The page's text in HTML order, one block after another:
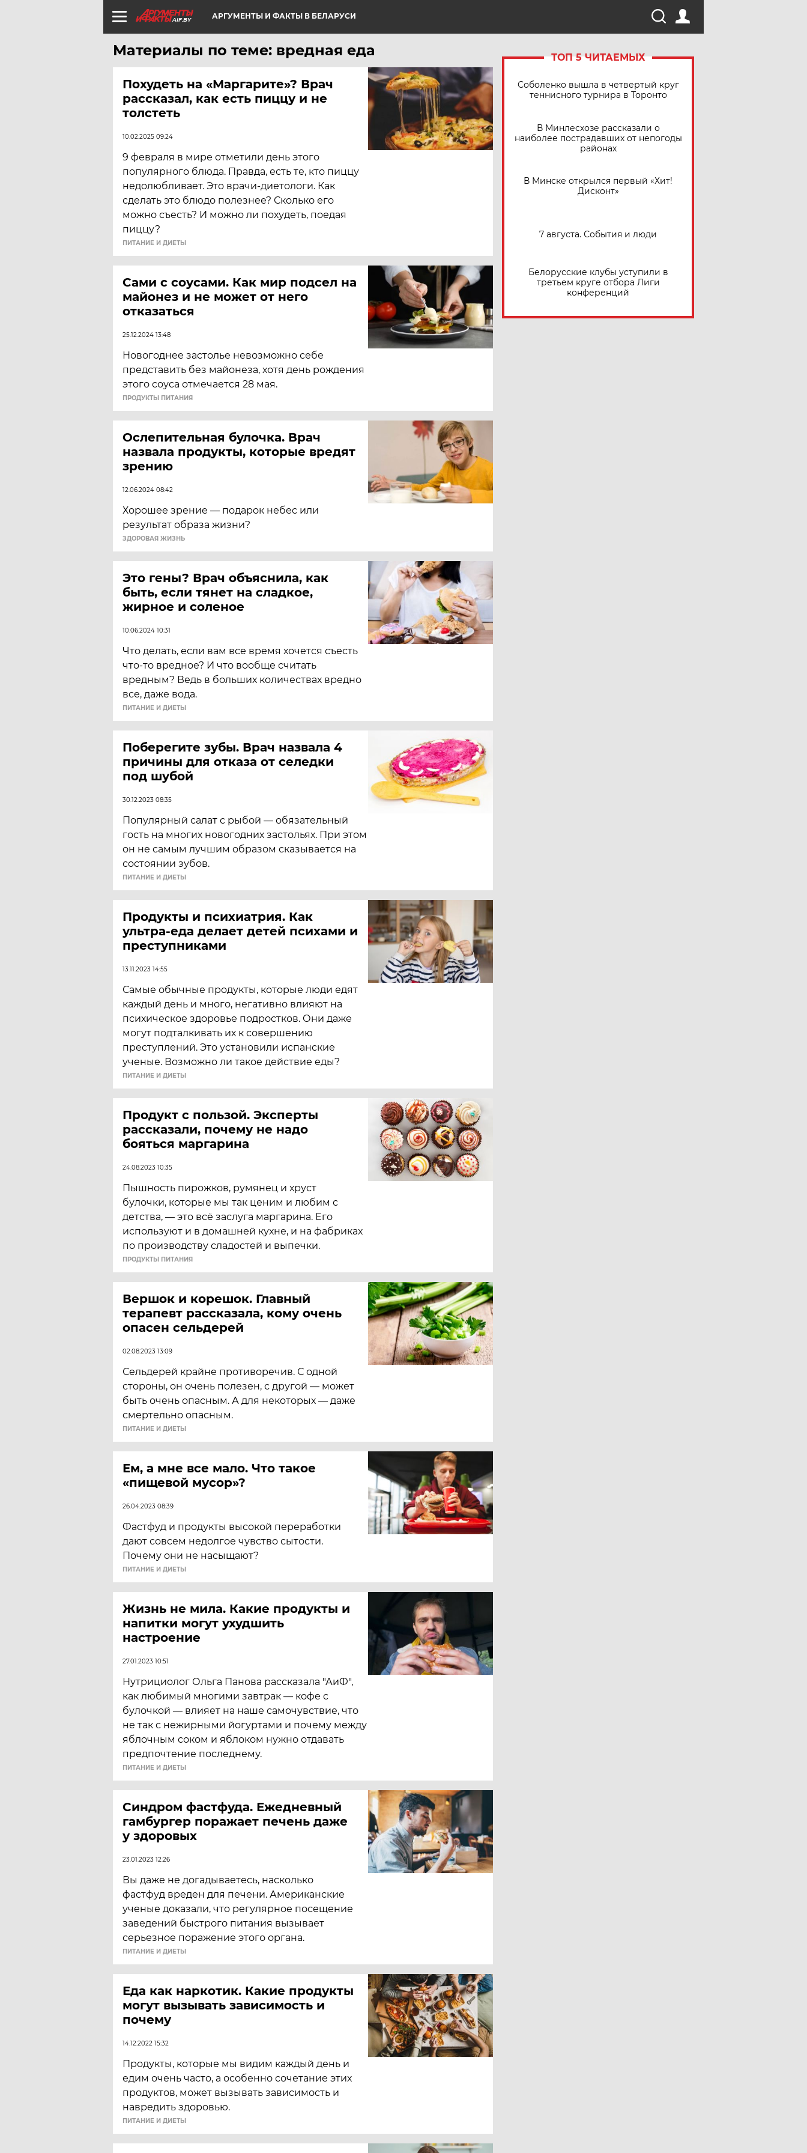
AIF.BY АРГУМЕНТЫ И ФАКТЫ В БЕЛАРУСИ
Материалы по теме: вредная еда
Похудеть на «Маргарите»? Врач
рассказал, как есть пиццу и не
толстеть
10.02.2025 09:24
9 февраля в мире отметили день этого
популярного блюда. Правда, есть те, кто пиццу
недолюбливает. Это врачи-диетологи. Как
сделать это блюдо полезнее? Сколько его
можно съесть? И можно ли похудеть, поедая
пиццу?
ПИТАНИЕ И ДИЕТЫ
Сами с соусами. Как мир подсел на
майонез и не может от него
отказаться
25.12.2024 13:48
​Новогоднее застолье невозможно себе
представить без майонеза, хотя день рождения
этого соуса отмечается 28 мая.
ПРОДУКТЫ ПИТАНИЯ
Ослепительная булочка. Врач
назвала продукты, которые вредят
зрению
12.06.2024 08:42
Хорошее зрение — подарок небес или
результат образа жизни?
ЗДОРОВАЯ ЖИЗНЬ
Это гены? Врач объяснила, как
быть, если тянет на сладкое,
жирное и соленое
10.06.2024 10:31
Что делать, если вам все время хочется съесть
что-то вредное? И что вообще считать
вредным? Ведь в больших количествах вредно
все, даже вода.
ПИТАНИЕ И ДИЕТЫ
Поберегите зубы. Врач назвала 4
причины для отказа от селедки
под шубой
30.12.2023 08:35
Популярный салат с рыбой — обязательный
гость на многих новогодних застольях. При этом
он не самым лучшим образом сказывается на
состоянии зубов.
ПИТАНИЕ И ДИЕТЫ
Продукты и психиатрия. Как
ультра-еда делает детей психами и
преступниками
13.11.2023 14:55
Самые обычные продукты, которые люди едят
каждый день и много, негативно влияют на
психическое здоровье подростков. Они даже
могут подталкивать их к совершению
преступлений. Это установили испанские
ученые. Возможно ли такое действие еды?
ПИТАНИЕ И ДИЕТЫ
Продукт с пользой. Эксперты
рассказали, почему не надо
бояться маргарина
24.08.2023 10:35
Пышность пирожков, румянец и хруст
булочки, которые мы так ценим и любим с
детства, — это всё заслуга маргарина. Его
используют и в домашней кухне, и на фабриках
по производству сладостей и выпечки.
ПРОДУКТЫ ПИТАНИЯ
Вершок и корешок. Главный
терапевт рассказала, кому очень
опасен сельдерей
02.08.2023 13:09
Сельдерей крайне противоречив. С одной
стороны, он очень полезен, с другой — может
быть очень опасным. А для некоторых — даже
смертельно опасным.
ПИТАНИЕ И ДИЕТЫ
Ем, а мне все мало. Что такое
«пищевой мусор»?
26.04.2023 08:39
Фастфуд и продукты высокой переработки
дают совсем недолгое чувство сытости.
Почему они не насыщают?
ПИТАНИЕ И ДИЕТЫ
Жизнь не мила. Какие продукты и
напитки могут ухудшить
настроение
27.01.2023 10:51
Нутрициолог Ольга Панова рассказала "АиФ",
как любимый многими завтрак — кофе c
булочкой — влияет на наше самочувствие, что
не так с нежирными йогуртами и почему между
яблочным соком и яблоком нужно отдавать
предпочтение последнему.
ПИТАНИЕ И ДИЕТЫ
Синдром фастфуда. Ежедневный
гамбургер поражает печень даже
у здоровых
23.01.2023 12:26
Вы даже не догадываетесь, насколько
фастфуд вреден для печени. Американские
ученые доказали, что регулярное посещение
заведений быстрого питания вызывает
серьезное поражение этого органа.
ПИТАНИЕ И ДИЕТЫ
Еда как наркотик. Какие продукты
могут вызывать зависимость и
почему
14.12.2022 15:32
Продукты, которые мы видим каждый день и
едим очень часто, а особенно сочетание этих
продуктов, может вызывать зависимость и
навредить здоровью.
ПИТАНИЕ И ДИЕТЫ
ТОП 5 ЧИТАЕМЫХ
Соболенко вышла в четвертый круг
теннисного турнира в Торонто
В Минлесхозе рассказали о
наиболее пострадавших от непогоды
районах
В Минске открылся первый «Хит!
Дисконт»
7 августа. События и люди
Белорусские клубы уступили в
третьем круге отбора Лиги
конференций